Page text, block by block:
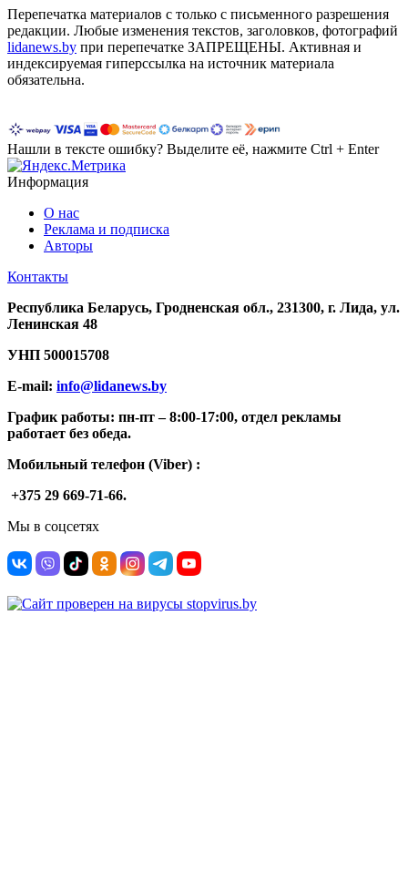
Перепечатка материалов c только с письменного разрешения
редакции. Любые изменения текстов, заголовков, фотографий
lidanews.by при перепечатке ЗАПРЕЩЕНЫ. Активная и
индексируемая гиперссылка на источник материала
обязательна.
Нашли в тексте ошибку? Выделите её, нажмите Ctrl + Enter
Информация
О нас
Реклама и подписка
Авторы
Контакты
Республика Беларусь, Гродненская обл., 231300, г. Лида, ул.
Ленинская 48
УНП 500015708
E-mail: info@lidanews.by
График работы: пн-пт –8:00-17:00, отдел рекламы
работает без обеда.
Мобильный телефон (Viber) :
+375 29 669-71-66.
Мы в соцсетях